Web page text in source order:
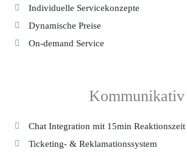
Individuelle Servicekonzepte
Dynamische Preise
On-demand Service
Kommunikativ
Chat Integration mit 15min Reaktionszeit
Ticketing- & Reklamationssystem